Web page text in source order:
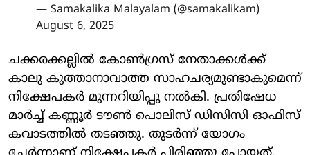
— Samakalika Malayalam (@samakalikam)
August 6, 2025
ചക്കരക്കല്ലില്‍ കോണ്‍ഗ്രസ് നേതാക്കള്‍ക്ക്
കാലു കുത്താനാവാത്ത സാഹചര്യമുണ്ടാകുമെന്ന്
നിക്ഷേപകര്‍ മുന്നറിയിപ്പു നല്‍കി. പ്രതിഷേധ
മാര്‍ച്ച് കണ്ണൂര്‍ ടൗണ്‍ പൊലിസ് ഡിസിസി ഓഫിസ്
കവാടത്തില്‍ തടഞ്ഞു. തുടര്‍ന്ന് യോഗം